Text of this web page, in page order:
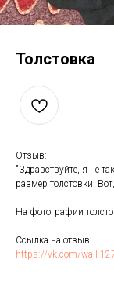
Толстовка
Отзыв:
"Здравствуйте, я не
размер толстовки.
На фотографии
Ссылка на отзыв:
https://vk.com/wall-